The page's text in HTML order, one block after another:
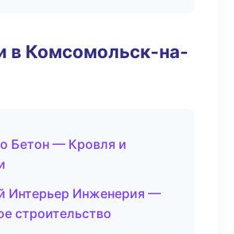
в Комсомольск-на-
Бетон — Кровля и
Интерьер Инженерия —
строительство